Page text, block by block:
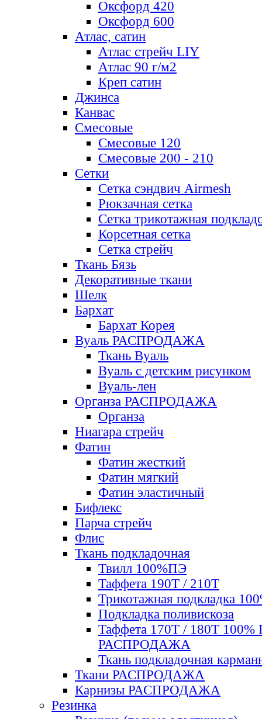
Оксфорд 420
Оксфорд 600
Атлас, сатин
Атлас стрейч LIY
Атлас 90 г/м2
Креп сатин
Джинса
Канвас
Смесовые
Смесовые 120
Смесовые 200 - 210
Сетки
Сетка сэндвич Airmesh
Рюкзачная сетка
Сетка трикотажная
Корсетная сетка
Сетка стрейч
Ткань Бязь
Декоративные ткани
Шелк
Бархат
Бархат Корея
Вуаль РАСПРОДАЖА
Ткань Вуаль
Вуаль с детским рисунком
Вуаль-лен
Органза РАСПРОДАЖА
Органза
Ниагара стрейч
Фатин
Фатин жесткий
Фатин мягкий
Фатин элаcтичный
Бифлекс
Парча стрейч
Флис
Ткань подкладочная
Твилл 100%ПЭ
Таффета 190Т / 210Т
Трикотажная подкладка
Подкладка поливискоза
Таффета 170Т / 180Т 100%
РАСПРОДАЖА
Ткань подкладочная
Ткани РАСПРОДАЖА
Карнизы РАСПРОДАЖА
Резинка